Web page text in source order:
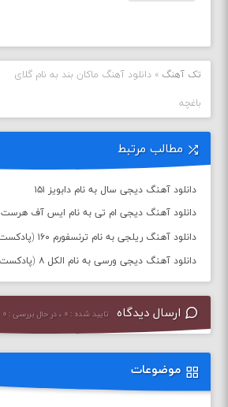
تک آهنگ »دانلود آهنگ ماکان بند به نام گلای
باغچه
مطالب مرتبط
دانلود آهنگ دیجی سال به نام دابویز ۱۵۱
دانلود آهنگ دیجی ام تی به نام ایس آف هرست ۱
دانلود آهنگ ریلجی به نام ترنسفورم ۱۶۰ (پادکست)
دانلود آهنگ دیجی ورسی به نام الکل ۸ (پادکست)
ارسال دیدگاه تایید شده : ۰ ، در حال بررسی : ۰ ، مجموع : ۰ نظر
موضوعات